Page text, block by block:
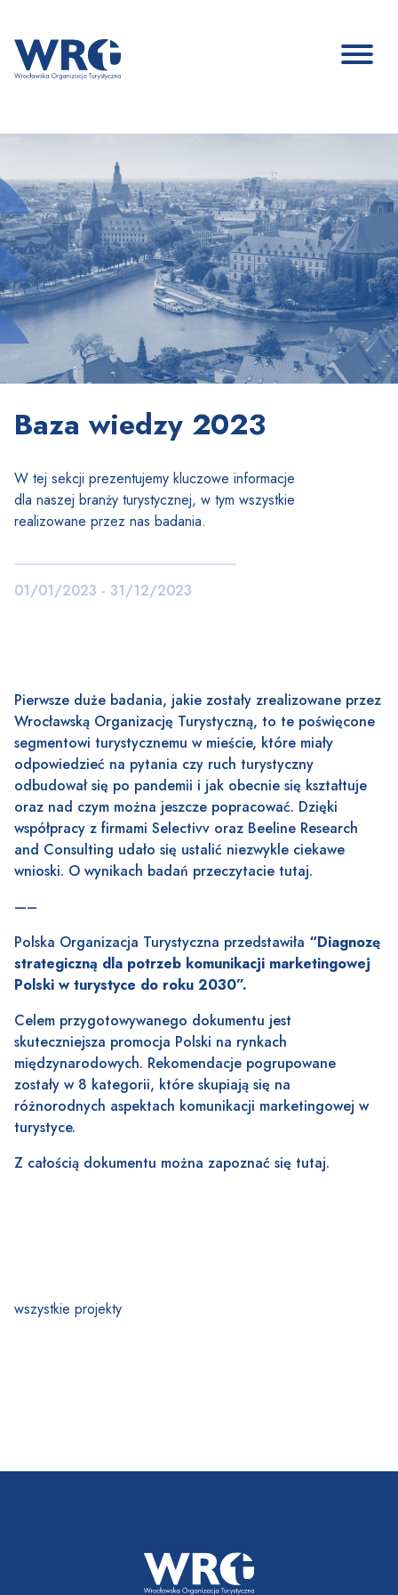
Baza wiedzy 2023
W tej sekcji prezentujemy kluczowe informacje
dla naszej branży turystycznej, w tym wszystkie
realizowane przez nas badania.
01/01/2023 - 31/12/2023
Pierwsze duże badania, jakie zostały zrealizowane przez
Wrocławską Organizację Turystyczną, to te poświęcone
segmentowi turystycznemu w mieście, które miały
odpowiedzieć na pytania czy ruch turystyczny
odbudował się po pandemii i jak obecnie się kształtuje
oraz nad czym można jeszcze popracować. Dzięki
współpracy z firmami Selectivv oraz Beeline Research
and Consulting udało się ustalić niezwykle ciekawe
wnioski. O wynikach badań przeczytacie tutaj.
—–
Polska Organizacja Turystyczna przedstawiła “Diagnozę
strategiczną dla potrzeb komunikacji marketingowej
Polski w turystyce do roku 2030”.
Celem przygotowywanego dokumentu jest
skuteczniejsza promocja Polski na rynkach
międzynarodowych. Rekomendacje pogrupowane
zostały w 8 kategorii, które skupiają się na
różnorodnych aspektach komunikacji marketingowej w
turystyce.
Z całością dokumentu można zapoznać się tutaj.
wszystkie projekty